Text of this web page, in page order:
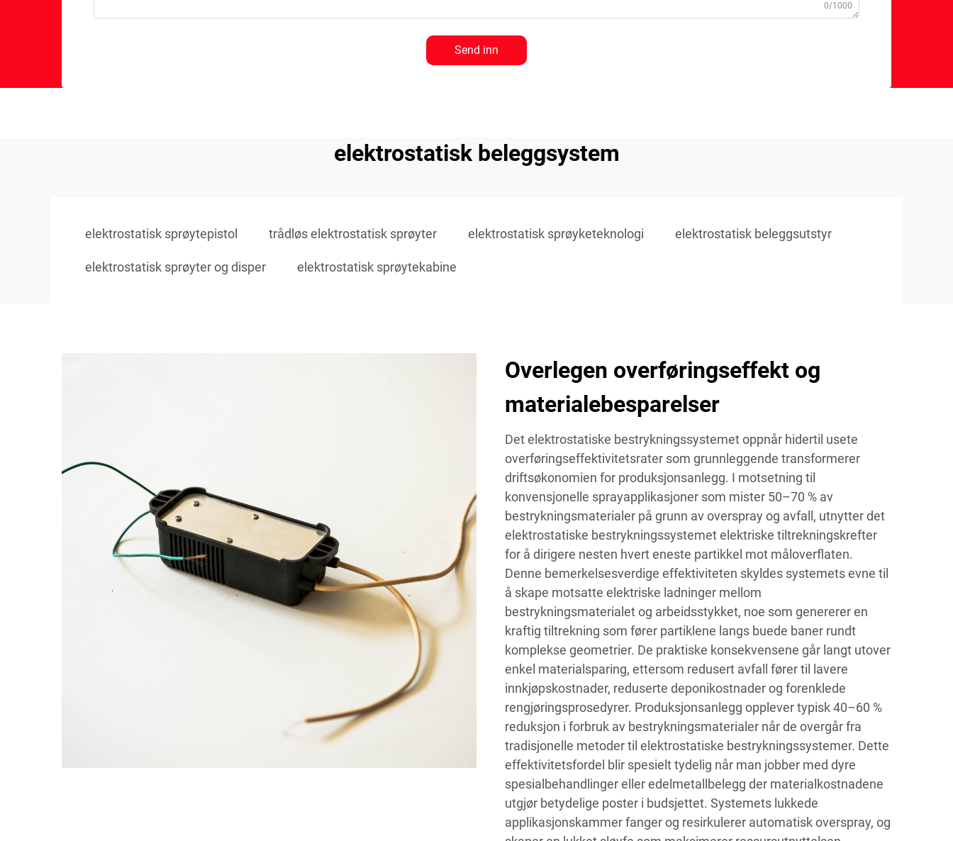
0/1000
Send inn
elektrostatisk beleggsystem
elektrostatisk sprøytepistol trådløs elektrostatisk sprøyter elektrostatisk sprøyketeknologi elektrostatisk beleggsutstyr
elektrostatisk sprøyter og disper elektrostatisk sprøytekabine
Overlegen overføringseffekt og
materialebesparelser
Det elektrostatiske bestrykningssystemet oppnår hidertil usete
overføringseffektivitetsrater som grunnleggende transformerer
driftsøkonomien for produksjonsanlegg. I motsetning til
konvensjonelle sprayapplikasjoner som mister 50–70 % av
bestrykningsmaterialer på grunn av overspray og avfall, utnytter det
elektrostatiske bestrykningssystemet elektriske tiltrekningskrefter
for å dirigere nesten hvert eneste partikkel mot måloverflaten.
Denne bemerkelsesverdige effektiviteten skyldes systemets evne til
å skape motsatte elektriske ladninger mellom
bestrykningsmaterialet og arbeidsstykket, noe som genererer en
kraftig tiltrekning som fører partiklene langs buede baner rundt
komplekse geometrier. De praktiske konsekvensene går langt utover
enkel materialsparing, ettersom redusert avfall fører til lavere
innkjøpskostnader, reduserte deponikostnader og forenklede
rengjøringsprosedyrer. Produksjonsanlegg opplever typisk 40–60 %
reduksjon i forbruk av bestrykningsmaterialer når de overgår fra
tradisjonelle metoder til elektrostatiske bestrykningssystemer. Dette
effektivitetsfordel blir spesielt tydelig når man jobber med dyre
spesialbehandlinger eller edelmetallbelegg der materialkostnadene
utgjør betydelige poster i budsjettet. Systemets lukkede
applikasjonskammer fanger og resirkulerer automatisk overspray, og